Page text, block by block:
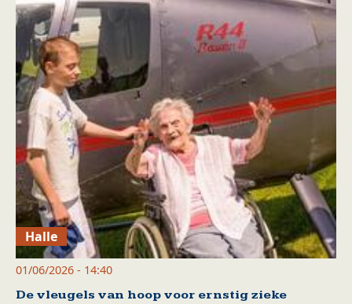
Halle
01/06/2026 - 14:40
De vleugels van hoop voor ernstig zieke